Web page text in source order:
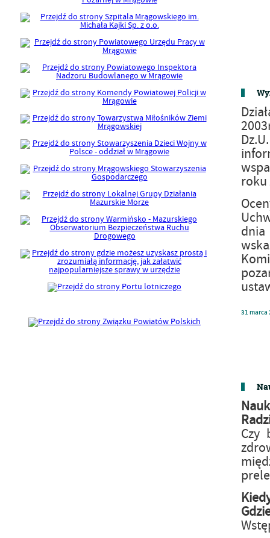
roku
dnia
31 marca
Czy